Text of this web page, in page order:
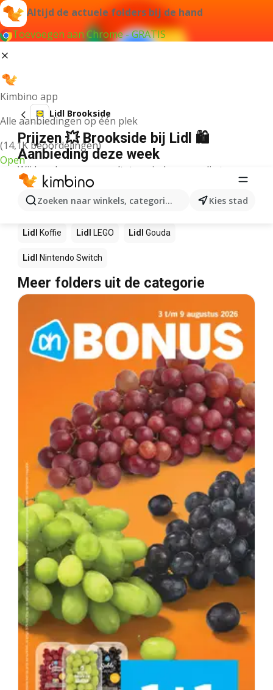
Altijd de actuele folders bij de hand
Toevoegen aan Chrome - GRATIS
Kimbino app
Alle aanbiedingen op één plek
(14,1K beoordelingen)
Open
Zoeken naar winkels, categorieën, producten...
Kies stad
Lidl Brookside
Prijzen 💥 Brookside bij Lidl 🛍️
Aanbieding deze week
Wij konden geen resultaten vinden voor die term.
Andere producten in winkels Lidl
Lidl Lidl Sushi Mango
Lidl Koffie Lidl LEGO Lidl Gouda
Lidl Nintendo Switch
Meer folders uit de categorie